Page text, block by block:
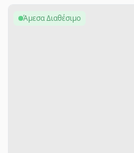
Άμεσα Διαθέσιμο